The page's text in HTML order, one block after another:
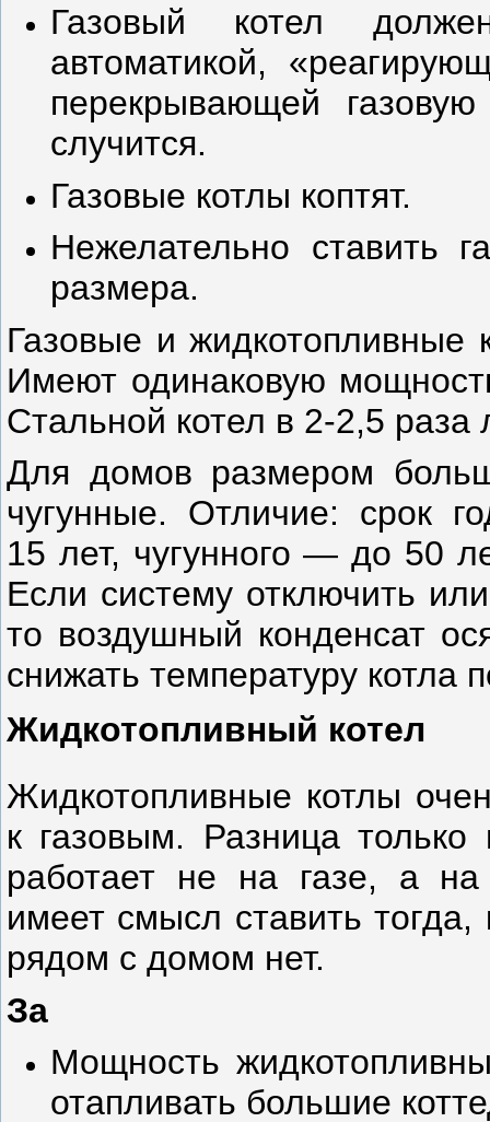
Газовый котел
автоматикой,
перекрывающей
случится.
Газовые котлы коптят.
Нежелательно ставить
размера.
Газовые и
Имеют одинаковую
Стальной котел в 2-2,5 раза
Для домов размером
чугунные. Отличие: срок
15 лет, чугунного — до 50
Если систему отключить
то воздушный конденсат
снижать температуру котла
Жидкотопливный котел
Жидкотопливные котлы
к газовым. Разница
работает не на газе, а
имеет смысл ставить
рядом с домом нет.
За
Мощность
отапливать большие